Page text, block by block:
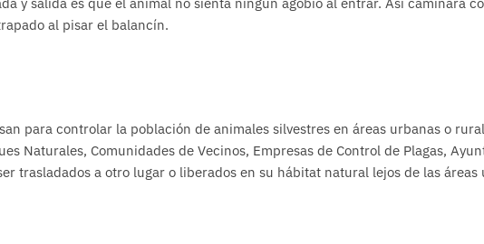
al pisar el balancín.
para controlar la población de animales silvestres en áreas urbanas o
Naturales, Comunidades de Vecinos, Empresas de Control de Plagas,
trasladados a otro lugar o liberados en su hábitat natural lejos de las áreas